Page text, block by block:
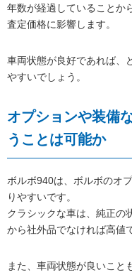
年数が経過していることか
査定価格に影響します。
車両状態が良好であれば、
やすいでしょう。
オプションや装備
うことは可能か
ボルボ940は、ボルボのオ
りやすいです。
クラシックな車は、純正の
から社外品でなければ高値
また、車両状態が良いこと